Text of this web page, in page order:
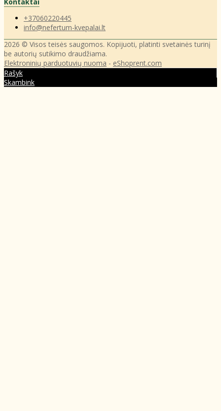
+37060220445
info@nefertum-kvepalai.lt
2026 © Visos teisės saugomos. Kopijuoti, platinti svetainės turinį
be autorių sutikimo draudžiama.
Elektroninių parduotuvių nuoma - eShoprent.com
Rašyk
Skambink